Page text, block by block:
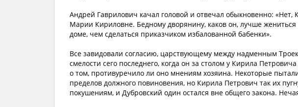
Андрей Гаврилович качал головой и отвечал обыкновенно:
Марии Кириловне. Бедному дворянину, каков он, лучше
доме, чем сделаться приказчиком избалованной бабенки».
Все завидовали согласию, царствующему между надменным
смелости сего последнего, когда он за столом у Кирила
о том, противуречило ли оно мнениям хозяина. Некоторые
пределов должного повиновения, но Кирила Петрович так их
покушениям, и Дубровский один остался вне общего закона.